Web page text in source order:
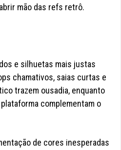
mão das refs retrô.
e silhuetas mais justas
chamativos, saias curtas e
trazem ousadia, enquanto
complementam o
de cores inesperadas